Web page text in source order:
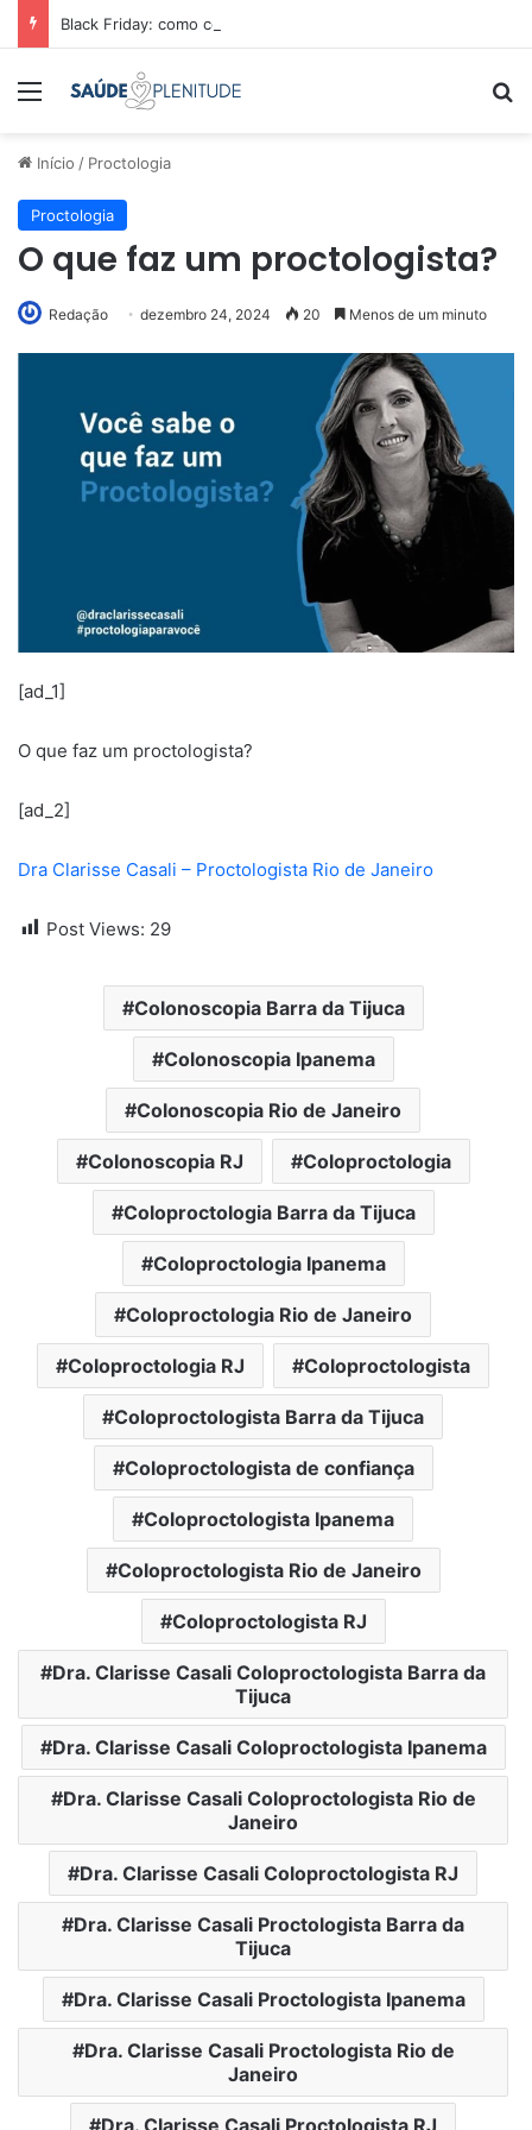
Black Friday: como comparar preços e economizar
Menu
Início / Proctologia
Proctologia
O que faz um proctologista?
Redação dezembro 24, 2024 20 Menos de um minuto
[ad_1]
O que faz um proctologista?
[ad_2]
Dra Clarisse Casali – Proctologista Rio de Janeiro
Post Views: 29
Colonoscopia Barra da Tijuca
Colonoscopia Ipanema
Colonoscopia Rio de Janeiro
Colonoscopia RJ Coloproctologia
Coloproctologia Barra da Tijuca
Coloproctologia Ipanema
Coloproctologia Rio de Janeiro
Coloproctologia RJ Coloproctologista
Coloproctologista Barra da Tijuca
Coloproctologista de confiança
Coloproctologista Ipanema
Coloproctologista Rio de Janeiro
Coloproctologista RJ
Dra. Clarisse Casali Coloproctologista Barra da
Tijuca
Dra. Clarisse Casali Coloproctologista Ipanema
Dra. Clarisse Casali Coloproctologista Rio de
Janeiro
Dra. Clarisse Casali Coloproctologista RJ
Dra. Clarisse Casali Proctologista Barra da
Tijuca
Dra. Clarisse Casali Proctologista Ipanema
Dra. Clarisse Casali Proctologista Rio de
Janeiro
Dra. Clarisse Casali Proctologista RJ